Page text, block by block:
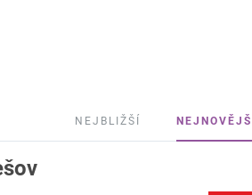
NEJBLIŽŠÍ NEJNOVĚJŠÍ